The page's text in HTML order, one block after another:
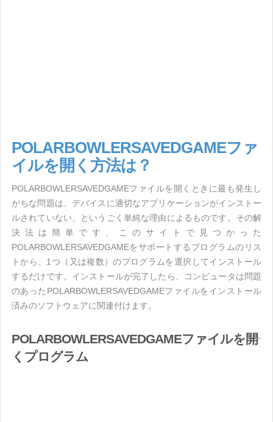
POLARBOWLERSAVEDGAMEファ
イルを開く方法は？
POLARBOWLERSAVEDGAMEファイルを開くときに最も発生し
がちな問題は、デバイスに適切なアプリケーションがインストー
ルされていない、というごく単純な理由によるものです。その解
決法は簡単です、このサイトで見つかった
POLARBOWLERSAVEDGAMEをサポートするプログラムのリス
トから、1つ（又は複数）のプログラムを選択してインストール
するだけです。インストールが完了したら、コンピュータは問題
のあったPOLARBOWLERSAVEDGAMEファイルをインストール
済みのソフトウェアに関連付けます。
POLARBOWLERSAVEDGAMEファイルを開
くプログラム